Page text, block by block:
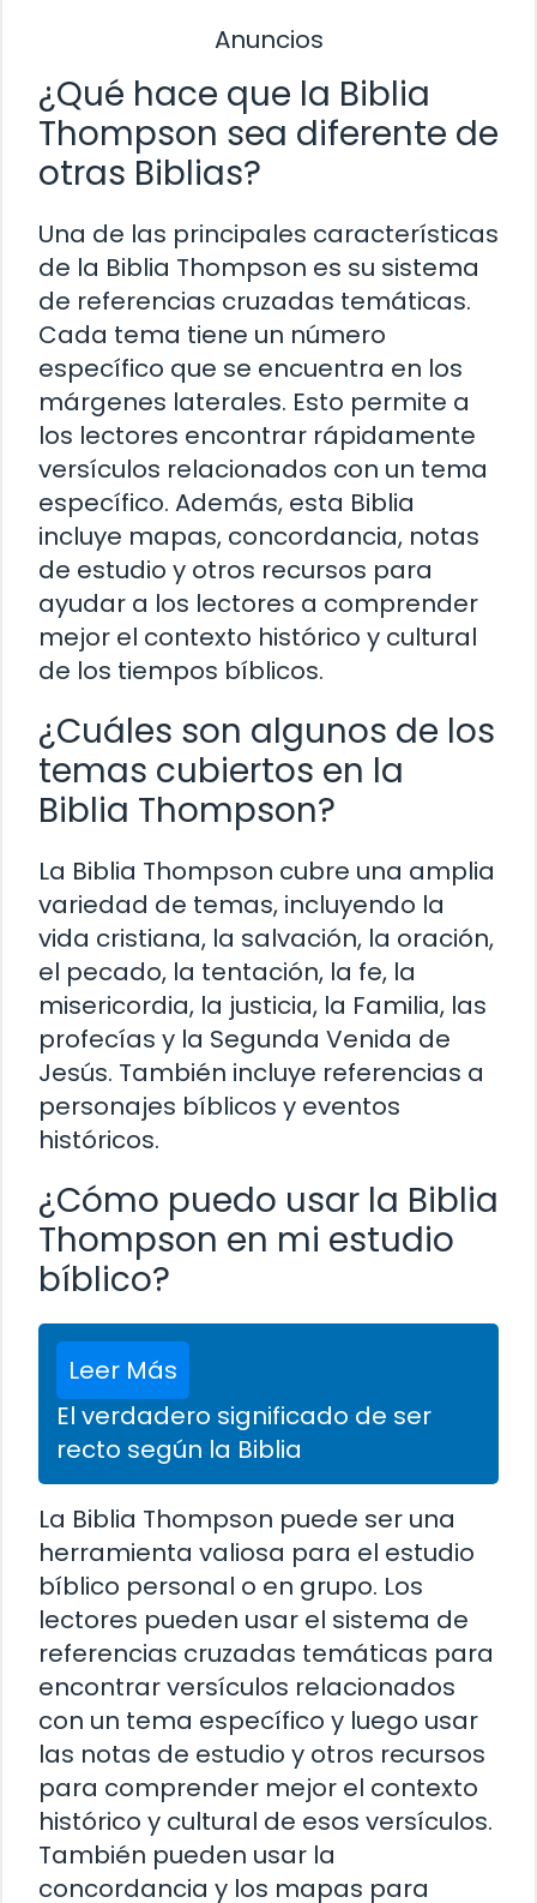
Anuncios
¿Qué hace que la Biblia
Thompson sea diferente de
otras Biblias?
Una de las principales características
de la Biblia Thompson es su sistema
de referencias cruzadas temáticas.
Cada tema tiene un número
específico que se encuentra en los
márgenes laterales. Esto permite a
los lectores encontrar rápidamente
versículos relacionados con un tema
específico. Además, esta Biblia
incluye mapas, concordancia, notas
de estudio y otros recursos para
ayudar a los lectores a comprender
mejor el contexto histórico y cultural
de los tiempos bíblicos.
¿Cuáles son algunos de los
temas cubiertos en la
Biblia Thompson?
La Biblia Thompson cubre una amplia
variedad de temas, incluyendo la
vida cristiana, la salvación, la oración,
el pecado, la tentación, la fe, la
misericordia, la justicia, la Familia, las
profecías y la Segunda Venida de
Jesús. También incluye referencias a
personajes bíblicos y eventos
históricos.
¿Cómo puedo usar la Biblia
Thompson en mi estudio
bíblico?
Leer Más
El verdadero significado de ser
recto según la Biblia
La Biblia Thompson puede ser una
herramienta valiosa para el estudio
bíblico personal o en grupo. Los
lectores pueden usar el sistema de
referencias cruzadas temáticas para
encontrar versículos relacionados
con un tema específico y luego usar
las notas de estudio y otros recursos
para comprender mejor el contexto
histórico y cultural de esos versículos.
También pueden usar la
concordancia y los mapas para